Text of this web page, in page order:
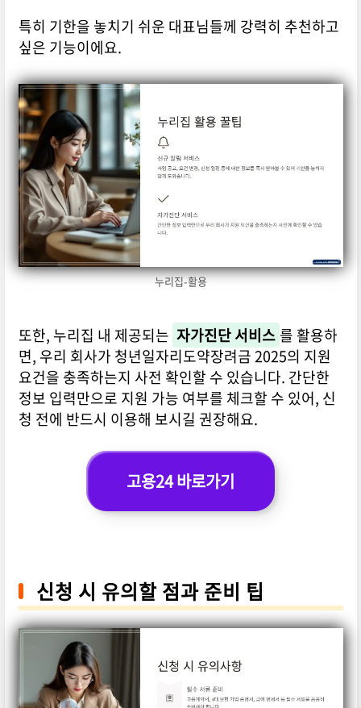
특히 기한을 놓치기 쉬운 대표님들께 강력히 추천하고
싶은 기능이에요.
누리집-활용
또한, 누리집 내 제공되는 자가진단 서비스 를 활용하
면, 우리 회사가 청년일자리도약장려금 2025의 지원
요건을 충족하는지 사전 확인할 수 있습니다. 간단한
정보 입력만으로 지원 가능 여부를 체크할 수 있어, 신
청 전에 반드시 이용해 보시길 권장해요.
고용24 바로가기
신청 시 유의할 점과 준비 팁